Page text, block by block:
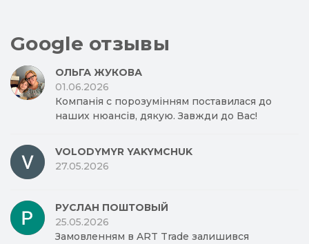
Google отзывы
ОЛЬГА ЖУКОВА
01.06.2026
Компанія с порозумінням поставилася до
наших нюансів, дякую. Завжди до Вас!
VOLODYMYR YAKYMCHUK
27.05.2026
РУСЛАН ПОШТОВЫЙ
25.05.2026
Замовленням в ART Trade залишився